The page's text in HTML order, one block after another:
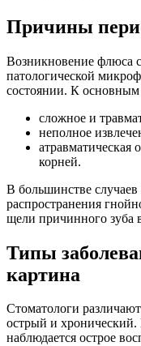
Причины
Возникновение флюса
патологической
состоянии. К основным
сложное и
неполное
атравматическая
корней.
В большинстве случаев
распространения
щели причинного зуба
Типы
картина
Стоматологи
острый и хронический.
наблюдается острое